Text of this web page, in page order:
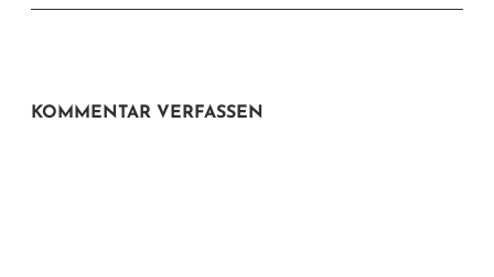
KOMMENTAR VERFASSEN